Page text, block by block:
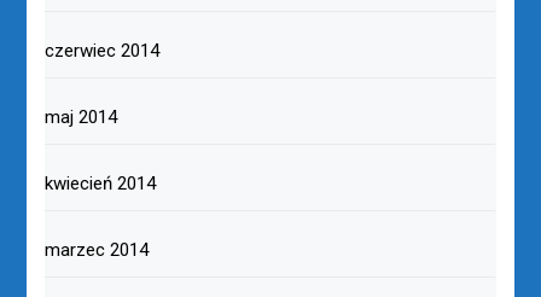
czerwiec 2014
maj 2014
kwiecień 2014
marzec 2014